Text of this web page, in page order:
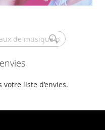
votre liste d’envies.